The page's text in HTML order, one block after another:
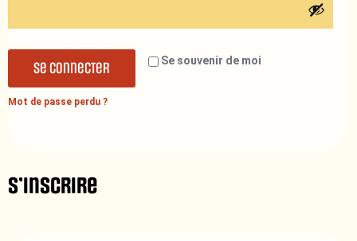
Se souvenir de moi
Se connecter
Mot de passe perdu ?
S’inscrire